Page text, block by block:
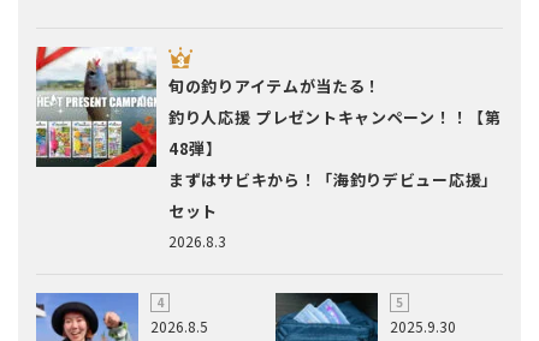
2026.8.3
旬の釣りアイテムが当たる！
釣り人応援 プレゼントキャンペーン！！【第
48弾】
まずはサビキから！「海釣りデビュー応援」
セット
2026.8.5 2025.9.30